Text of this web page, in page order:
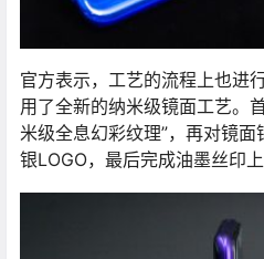
官方表示，工艺的流程上也进
用了全新的纳米级镜面工艺。
米级全息幻彩纹理”，再对镜
银LOGO，最后完成油墨丝印